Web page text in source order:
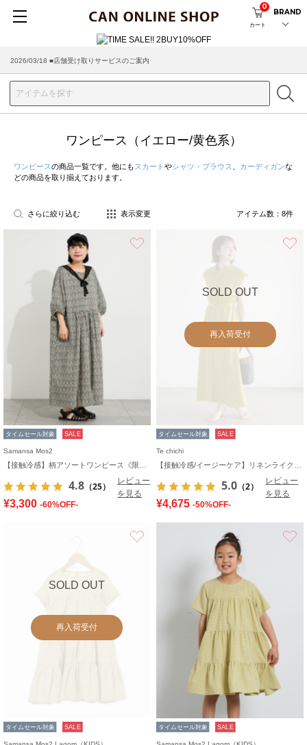
カート
0
BRAND
2026/03/18 ■店舗受け取りサービスのご案内
ワンピース（イエロー/黄色系）
ワンピースの商品一覧です。他にも スカート やシャツ・ブラウス カーディガンな
どの商品を取り揃えております。
さらに絞り込む 表示変更 アイテム数： 8件
タイムセール対象 SALE
Samansa Mos2
4.8 （25）
レビュー
を見る
¥3,300 -60%OFF-
SOLD OUT
再入荷受付
タイムセール対象 SALE
Te chichi
5.0 （2）
レビュー
を見る
¥4,675 -50%OFF-
SOLD OUT
再入荷受付
タイムセール対象 SALE タイムセール対象 SALE